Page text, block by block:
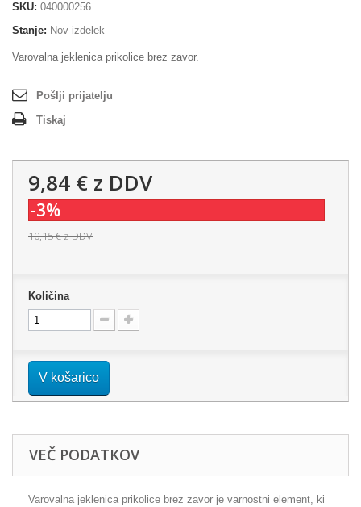
SKU: 040000256
Stanje: Nov izdelek
Varovalna jeklenica prikolice brez zavor.
Pošlji prijatelju
Tiskaj
9,84 € z DDV
-3%
10,15 €z DDV
Količina
V košarico
VEČ PODATKOV
Varovalna jeklenica prikolice brez zavor je varnostni element, ki